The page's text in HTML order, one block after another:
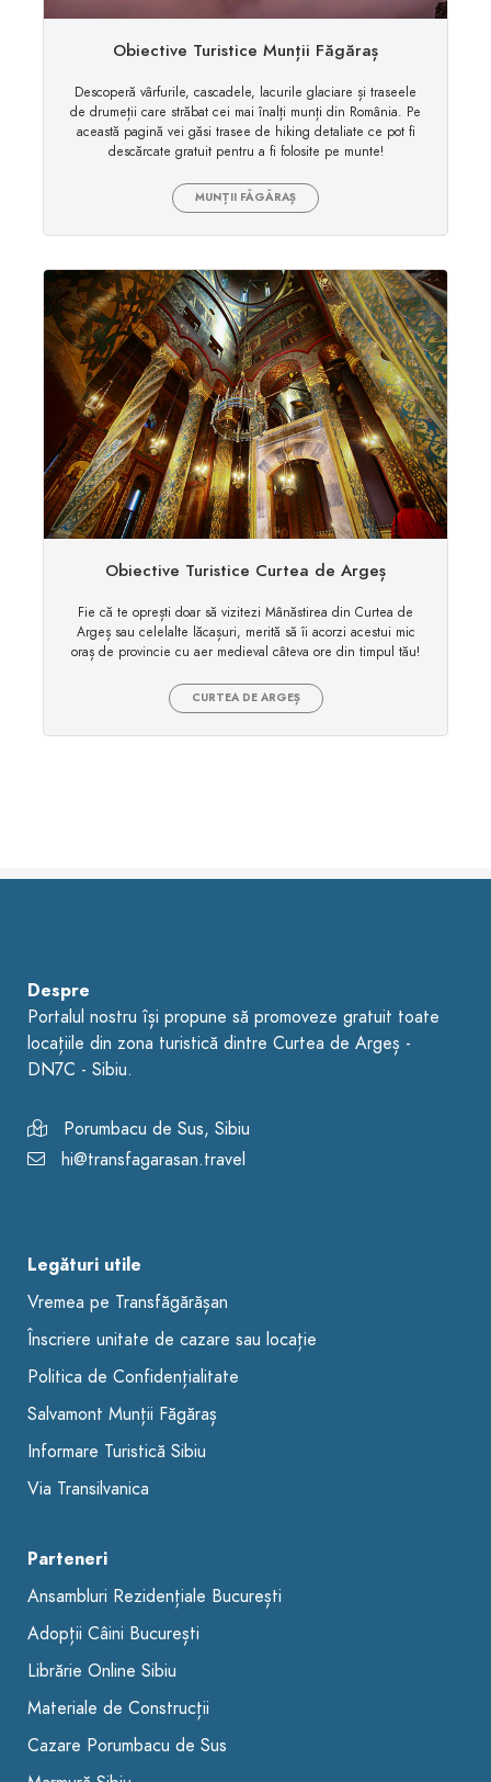
Obiective Turistice Munții Făgăraș
Descoperă vârfurile, cascadele, lacurile glaciare și traseele
de drumeții care străbat cei mai înalți munți din România. Pe
această pagină vei găsi trasee de hiking detaliate ce pot fi
descărcate gratuit pentru a fi folosite pe munte!
MUNȚII FĂGĂRAȘ
Obiective Turistice Curtea de Argeș
Fie că te oprești doar să vizitezi Mânăstirea din Curtea de
Argeș sau celelalte lăcașuri, merită să îi acorzi acestui mic
oraș de provincie cu aer medieval câteva ore din timpul tău!
CURTEA DE ARGEȘ
Despre
Portalul nostru își propune să promoveze gratuit toate
locațiile din zona turistică dintre Curtea de Argeș -
DN7C - Sibiu.
Porumbacu de Sus, Sibiu
hi@transfagarasan.travel
Legături utile
Vremea pe Transfăgărășan
Înscriere unitate de cazare sau locație
Politica de Confidențialitate
Salvamont Munții Făgăraș
Informare Turistică Sibiu
Via Transilvanica
Parteneri
Ansambluri Rezidențiale București
Adopții Câini București
Librărie Online Sibiu
Materiale de Construcții
Cazare Porumbacu de Sus